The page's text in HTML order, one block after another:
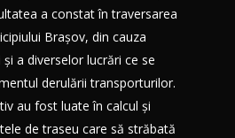
a constat în traversarea
Brașov, din cauza
a diverselor lucrări ce se
derulării transporturilor.
au fost luate în calcul și
de traseu care să străbată